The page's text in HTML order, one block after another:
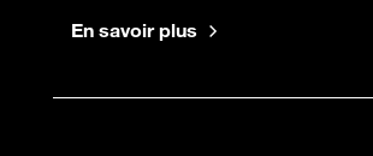
En savoir plus